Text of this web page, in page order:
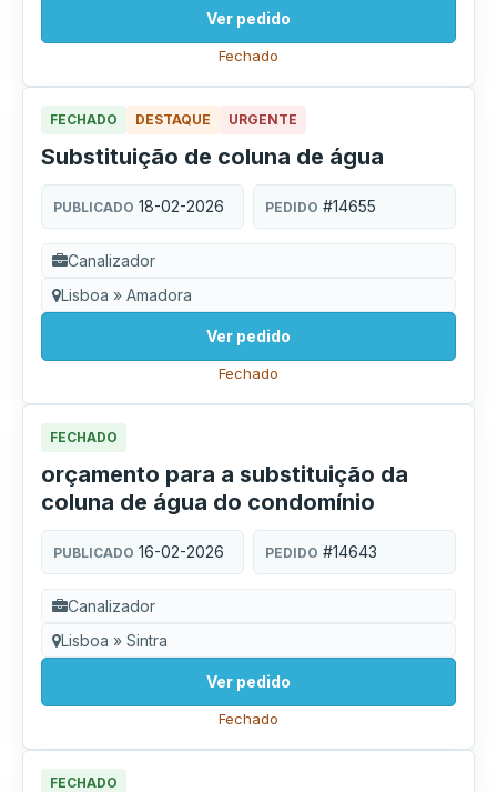
Ver pedido
Fechado
FECHADO DESTAQUE URGENTE
Substituição de coluna de água
PUBLICADO 18-02-2026 PEDIDO #14655
Canalizador
Lisboa » Amadora
Ver pedido
Fechado
FECHADO
orçamento para a substituição da
coluna de água do condomínio
PUBLICADO 16-02-2026 PEDIDO #14643
Canalizador
Lisboa » Sintra
Ver pedido
Fechado
FECHADO